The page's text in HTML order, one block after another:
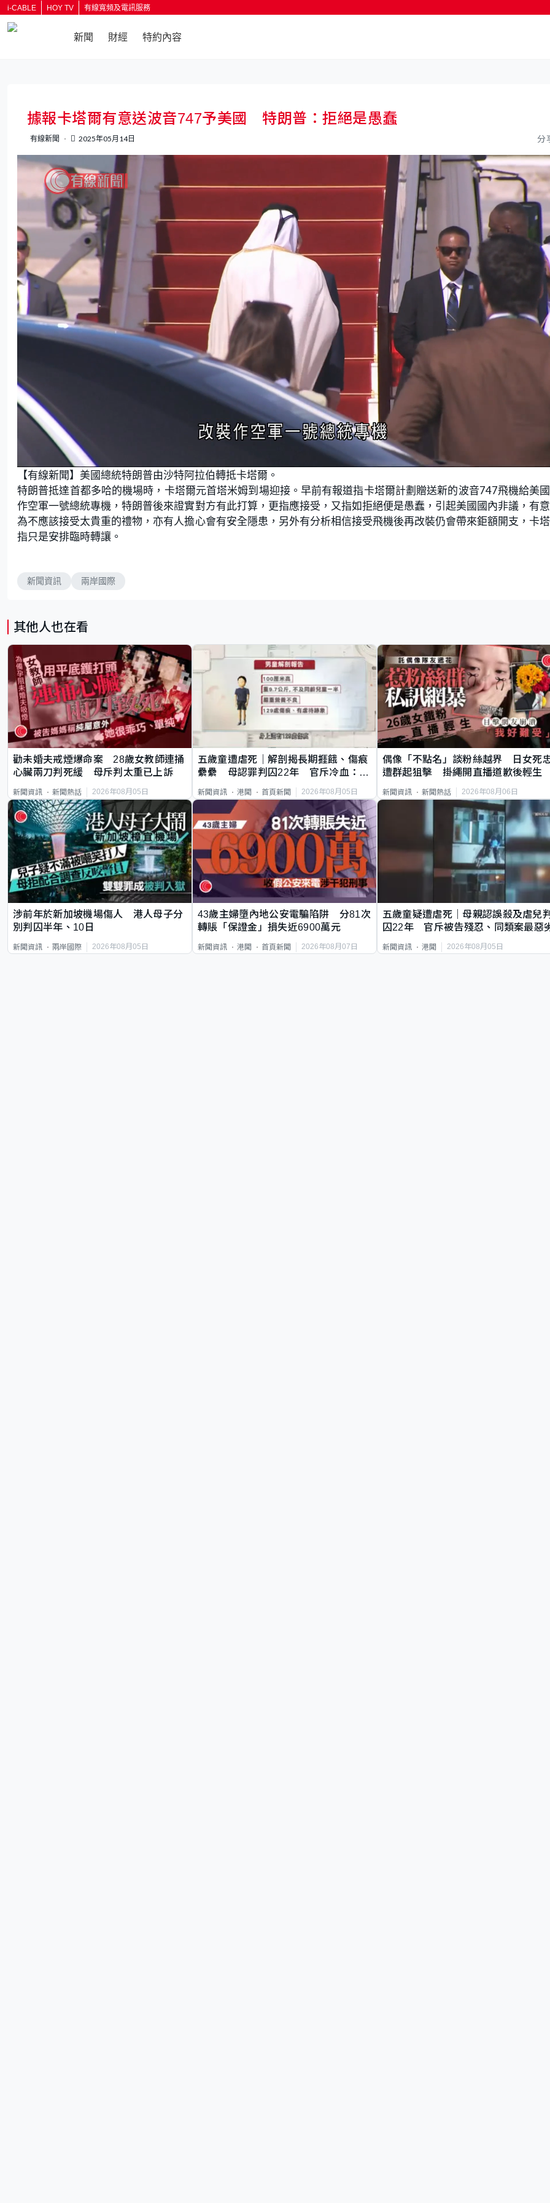
i-CABLE HOY TV 有線寬頻及電訊服務
新聞 財經 特約內容
據報卡塔爾有意送波音747予美國 特朗普：拒絕是愚蠢
有線新聞 2025年05月14日 分
n
m
u
t
e
o
a
d
e
d
:
7
3
1
7
【有線新聞】美國總統特朗普由沙特阿拉伯轉抵卡塔爾。
特朗普抵達首都多哈的機場時，卡塔爾元首塔米姆到場迎接。早前有報道指卡塔爾計劃贈送新的波音747飛機給美
作空軍一號總統專機，特朗普後來證實對方有此打算，更指應接受，又指如拒絕便是愚蠢，引起美國國內非議，有
為不應該接受太貴重的禮物，亦有人擔心會有安全隱患，另外有分析相信接受飛機後再改裝仍會帶來鉅額開支，卡
指只是安排臨時轉讓。
新聞資訊 兩岸國際
其他人也在看
勸未婚夫戒煙爆命案 28歲女教師連捅
心臟兩刀判死緩 母斥判太重已上訴
新聞資訊 新聞熱話 2026年08月05日
五歲童遭虐死｜解剖揭長期捱餓、傷痕
纍纍 母認罪判囚22年 官斥冷血：同
新聞資訊 港聞 首頁新聞 2026年08月05日
偶像「不點名」談粉絲越界 日女死
遭群起狙擊 掛繩開直播道歉後輕生
新聞資訊 新聞熱話 2026年08月06日
涉前年於新加坡機場傷人 港人母子分
別判囚半年、10日
新聞資訊 兩岸國際 2026年08月05日
43歲主婦墮內地公安電騙陷阱 分81次
轉賬「保證金」損失近6900萬元
新聞資訊 港聞 首頁新聞 2026年08月07日
五歲童疑遭虐死｜母親認誤殺及虐兒
囚22年 官斥被告殘忍、同類案最惡
新聞資訊 港聞 2026年08月05日